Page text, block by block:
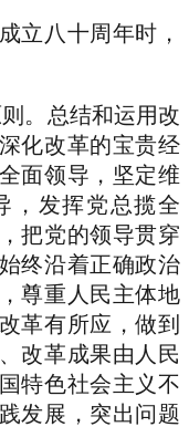
立八十周年时，
。总结和运用改
化改革的宝贵经
面领导，坚定维
，发挥党总揽全
把党的领导贯穿
终沿着正确政治
尊重人民主体地
革有所应，做到
改革成果由人民
特色社会主义不
发展，突出问题